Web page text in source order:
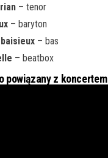
– tenor
– baryton
– bas
– beatbox
powiązany z koncertem